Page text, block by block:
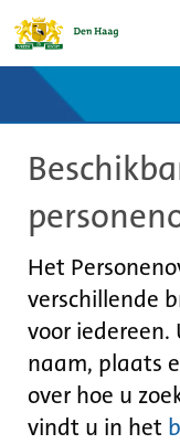
Ontdek de stad
De studiezaal
Bronnen en
Contact
Het
verschillende
voor iedereen.
naam, plaats
over hoe u
vindt u in het